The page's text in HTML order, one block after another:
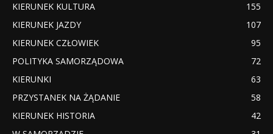
KIERUNEK KULTURA
155
KIERUNEK JAZDY
107
KIERUNEK CZŁOWIEK
95
POLITYKA SAMORZĄDOWA
72
KIERUNKI
63
PRZYSTANEK NA ŻĄDANIE
58
KIERUNEK HISTORIA
42